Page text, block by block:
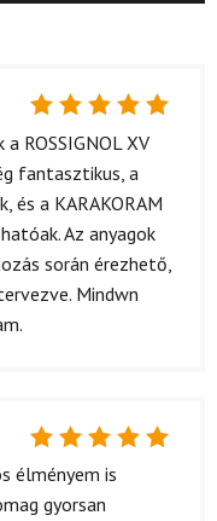
Értékelés:
ROSSIGNOL XV
fantasztikus, a
a KARAKORAM
Az anyagok
során érezhető,
Mindwn
Értékelés:
/ 5
élményem is
gyorsan